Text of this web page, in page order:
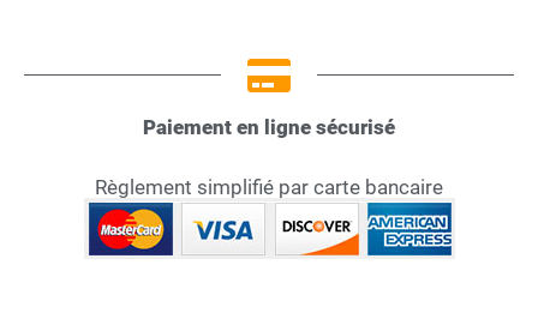
Paiement en ligne sécurisé
Règlement simplifié par carte bancaire